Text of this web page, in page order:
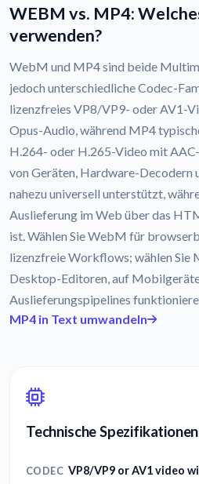
WEBM vs. MP4:
verwenden?
WebM und MP4 sind beide
jedoch unterschiedliche Codec-
lizenzfreies VP8/VP9- oder AV1-
Opus-Audio, während MP4
H.264- oder H.265-Video mit
von Geräten, Hardware-
nahezu universell unterstützt,
Auslieferung im Web über das
ist. Wählen Sie WebM für
lizenzfreie Workflows; wählen Sie
Desktop-Editoren, auf
Auslieferungspipelines
MP4 in Text umwandeln
Technische
CODEC VP8/VP9 or AV1 video